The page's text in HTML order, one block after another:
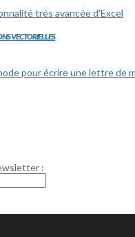
VECTORIELLES
: